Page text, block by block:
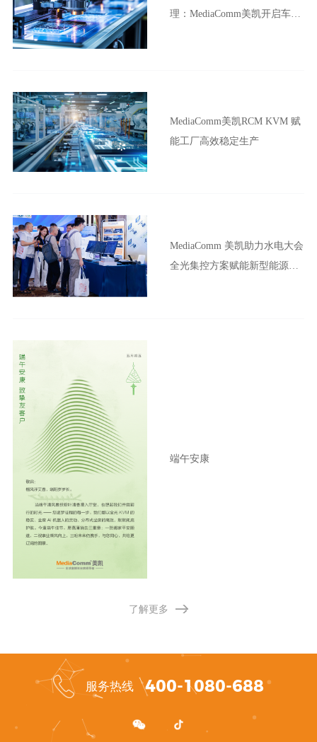
理：MediaComm美凯开启车企
MediaComm美凯RCM KVM 赋
能工厂高效稳定生产
MediaComm 美凯助力水电大会
全光集控方案赋能新型能源体
端午安康
了解更多
服务热线 400-1080-688